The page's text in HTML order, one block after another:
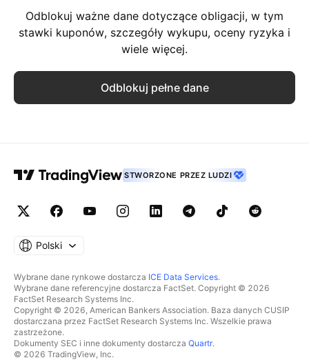
Odblokuj ważne dane dotyczące obligacji, w tym
stawki kuponów, szczegóły wykupu, oceny ryzyka i
wiele więcej.
Odblokuj pełne dane
STWORZONE PRZEZ LUDZI
Polski
Wybrane dane rynkowe dostarcza ICE Data Services.
Wybrane dane referencyjne dostarcza FactSet. Copyright © 2026
FactSet Research Systems Inc.
Copyright © 2026, American Bankers Association. Baza danych CUSIP
dostarczana przez FactSet Research Systems Inc. Wszelkie prawa
zastrzeżone.
Dokumenty SEC i inne dokumenty dostarcza Quartr.
© 2026 TradingView, Inc.